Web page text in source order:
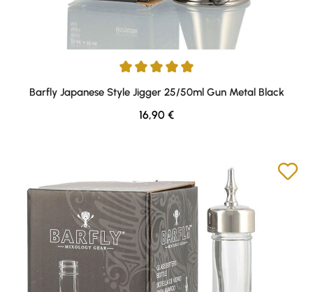
Durchschnittliche Bewertung von 5 von 5 Sternen
Barfly Japanese Style Jigger 25/50ml Gun Metal Black
Regulärer Preis:
16,90 €